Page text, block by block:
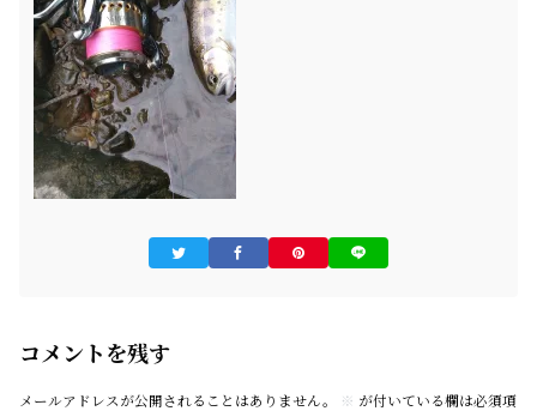
コメントを残す
メールアドレスが公開されることはありません。 ※ が付いている欄は必須項